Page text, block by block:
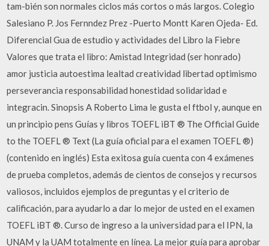
tam-bién son normales ciclos más cortos o más largos. Colegio
Salesiano P. Jos Fernndez Prez -Puerto Montt Karen Ojeda- Ed.
Diferencial Gua de estudio y actividades del Libro la Fiebre
Valores que trata el libro: Amistad Integridad (ser honrado)
amor justicia autoestima lealtad creatividad libertad optimismo
perseverancia responsabilidad honestidad solidaridad e
integracin. Sinopsis A Roberto Lima le gusta el ftbol y, aunque en
un principio pens Guías y libros TOEFL iBT ® The Official Guide
to the TOEFL ® Text (La guía oficial para el examen TOEFL ®)
(contenido en inglés) Esta exitosa guía cuenta con 4 exámenes
de prueba completos, además de cientos de consejos y recursos
valiosos, incluidos ejemplos de preguntas y el criterio de
calificación, para ayudarlo a dar lo mejor de usted en el examen
TOEFL iBT ®. Curso de ingreso a la universidad para el IPN, la
UNAM y la UAM totalmente en línea. La mejor guía para aprobar